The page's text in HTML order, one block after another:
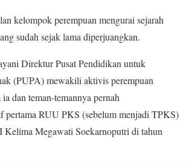
kelompok perempuan mengurai sejarah
sudah sejak lama diperjuangkan.
Direktur Pusat Pendidikan untuk
(PUPA) mewakili aktivis perempuan
dan teman-temannya pernah
pertama RUU PKS (sebelum menjadi TPKS)
Kelima Megawati Soekarnoputri di tahun